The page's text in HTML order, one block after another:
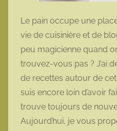
Le pain occupe une
vie de cuisinière et de
peu magicienne quand
trouvez-vous pas ? J’ai
de recettes autour de
suis encore loin d’avoir
trouve toujours de
Aujourd’hui, je vous